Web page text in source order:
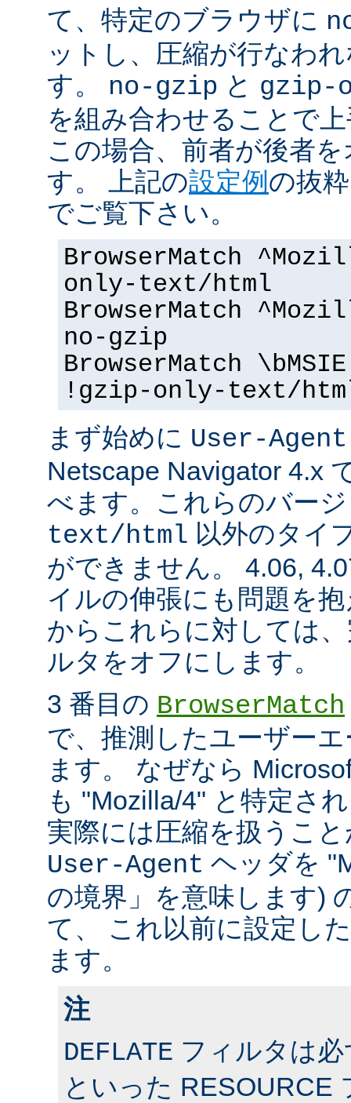
て、特定のブラウザに
ットし、圧縮が行なわ
す。 no-gzip と gzip-
を組み合わせることで
この場合、前者が後者
す。 上記の設定例 の抜
でご覧下さい。
BrowserMatch
only-text/html
BrowserMatch
no-gzip
BrowserMatch
!gzip-only-text/
まず始めに User-Agent
Netscape Navigator 4.x
べます。これらのバー
text/html 以外のタイ
ができません。 4.06,
イルの伸張にも問題を
からこれらに対しては
ルタをオフにします。
3 番目の BrowserMatch
で、推測したユーザー
ます。 なぜなら
も "Mozilla/4" と特定さ
実際には圧縮を扱うこ
User-Agent ヘッダを
の境界」を意味します)
て、 これ以前に設定し
ます。
注
DEFLATE フィルタは
といった RESOURCE